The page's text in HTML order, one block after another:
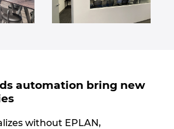
automation bring new
without EPLAN,